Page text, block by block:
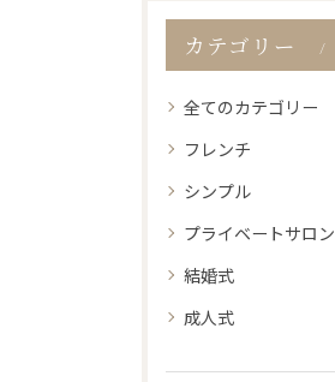
カテゴリー
全てのカテゴリー
フレンチ
シンプル
プライベートサロン
結婚式
成人式